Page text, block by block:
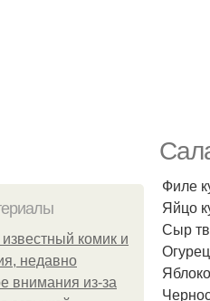
комик и
недавно
внимания из-за
Филе
Яйцо
Сыр